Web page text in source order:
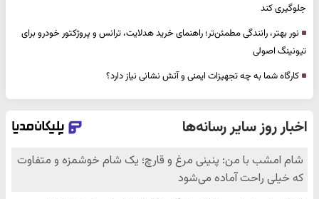
جلوگیری کند
نور بهتر، رانندگی مطمئن‌تر؛ راهنمای خرید هدلایت، ترانس و پروژکتور خودرو برای
تیونینگ اصولی
کارگاه شما به چه تجهیزات ایمنی و آتش نشانی نیاز دارد؟